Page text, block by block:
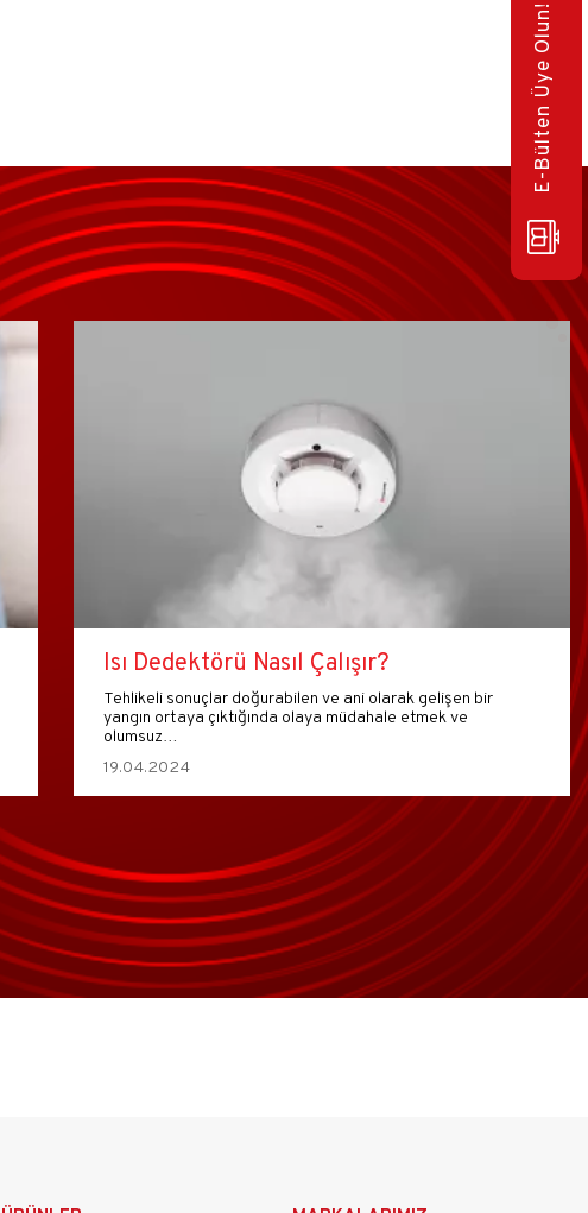
E-Bülten Üye Olun!
Isı Dedektörü Nasıl Çalışır?
Tehlikeli sonuçlar doğurabilen ve ani olarak gelişen bir
yangın ortaya çıktığında olaya müdahale etmek ve
olumsuz…
19.04.2024